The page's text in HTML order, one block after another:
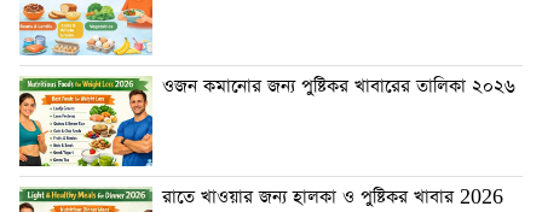
ওজন কমানোর জন্য পুষ্টিকর খাবারের তালিকা ২০২৬
রাতে খাওয়ার জন্য হালকা ও পুষ্টিকর খাবার 2026